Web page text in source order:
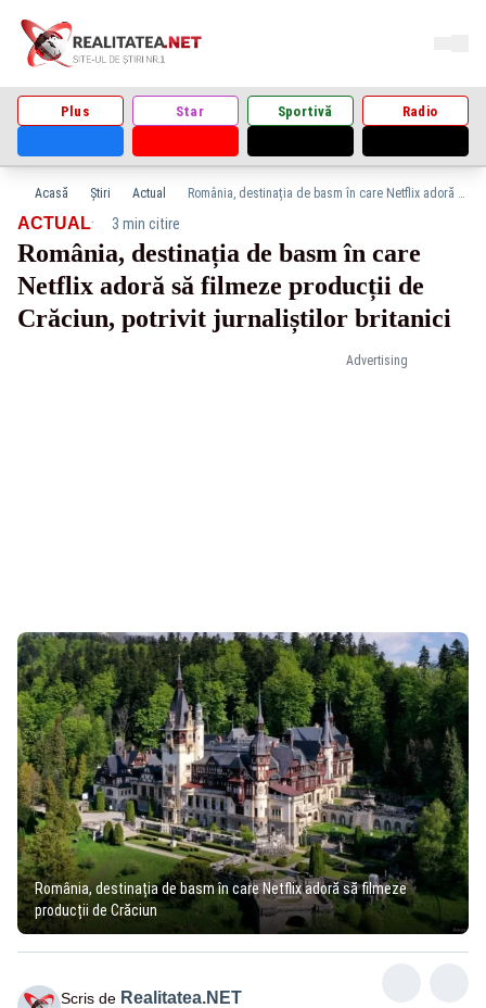
Plus Star Sportivă Radio
Acasă Știri Actual România, destinația de basm în care Netflix adoră să filmeze producții de Crăciun, potrivit jurnaliștilor britanici
Advertising
ACTUAL· 3 min citire
România, destinația de basm în care
Netflix adoră să filmeze producții de
Crăciun, potrivit jurnaliștilor britanici
România, destinația de basm în care Netflix adoră să filmeze
producții de Crăciun
Scris de Realitatea.NET